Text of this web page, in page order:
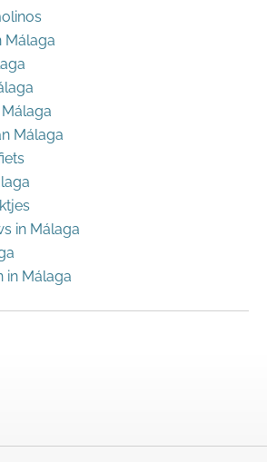
Málaga
Málaga
in Málaga
in Málaga